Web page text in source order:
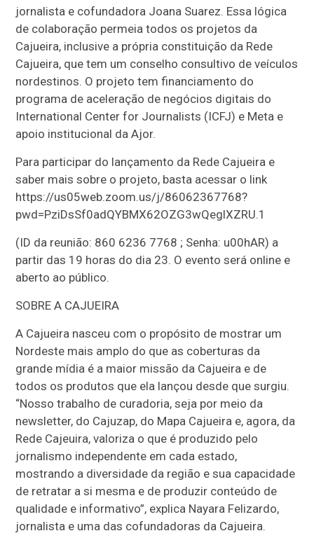
jornalista e cofundadora Joana Suarez. Essa lógica
de colaboração permeia todos os projetos da
Cajueira, inclusive a própria constituição da Rede
Cajueira, que tem um conselho consultivo de veículos
nordestinos. O projeto tem financiamento do
programa de aceleração de negócios digitais do
International Center for Journalists (ICFJ) e Meta e
apoio institucional da Ajor.
Para participar do lançamento da Rede Cajueira e
saber mais sobre o projeto, basta acessar o link
https://us05web.zoom.us/j/86062367768?
pwd=PziDsSf0adQYBMX62OZG3wQeglXZRU.1
(ID da reunião: 860 6236 7768 ; Senha: u00hAR) a
partir das 19 horas do dia 23. O evento será online e
aberto ao público.
SOBRE A CAJUEIRA
A Cajueira nasceu com o propósito de mostrar um
Nordeste mais amplo do que as coberturas da
grande mídia é a maior missão da Cajueira e de
todos os produtos que ela lançou desde que surgiu.
“Nosso trabalho de curadoria, seja por meio da
newsletter, do Cajuzap, do Mapa Cajueira e, agora, da
Rede Cajeuira, valoriza o que é produzido pelo
jornalismo independente em cada estado,
mostrando a diversidade da região e sua capacidade
de retratar a si mesma e de produzir conteúdo de
qualidade e informativo”, explica Nayara Felizardo,
jornalista e uma das cofundadoras da Cajueira.